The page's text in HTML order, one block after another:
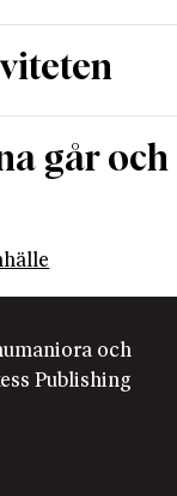
går och
och
Publishing